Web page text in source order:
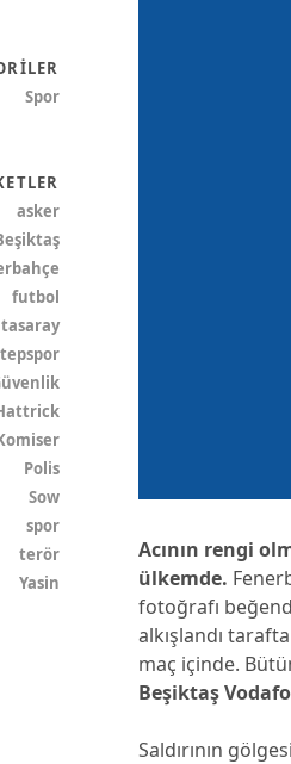
Acının rengi
ülkemde.
fotoğrafı
alkışlandı
maç içinde.
Beşiktaş
Saldırının
Spor
asker
futbol
Polis
Sow
spor
terör
Yasin